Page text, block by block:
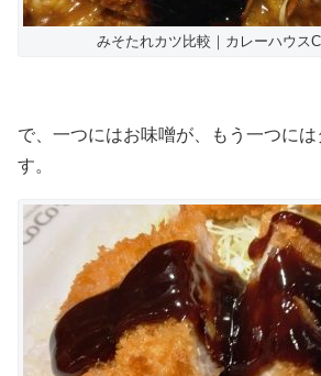
みそたれカツ比較｜カレーハウス
で、一つにはお味噌が、もう一つには
す。